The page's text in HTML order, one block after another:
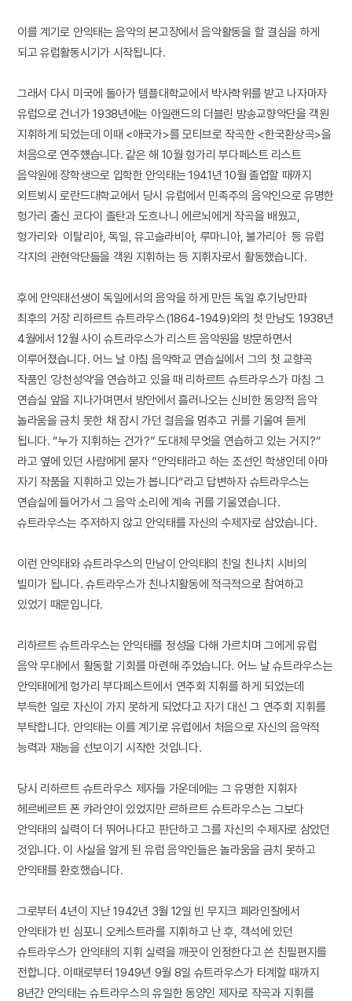
이를 계기로 안익태는 음악의 본고장에서 음악활동을 할 결심을 하게
되고 유럽활동시기가 시작됩니다.
그래서 다시 미국에 돌아가 템플대학교에서 박사학위를 받고 나자마자
유럽으로 건너가 1938년에는 아일랜드의 더블린 방송교향악단을 객원
지휘하게 되었는데 이때 <애국가>를 모티브로 작곡한 <한국환상곡>을
처음으로 연주헀습니다. 같은 해 10월 헝가리 부다페스트 리스트
음악원에 장학생으로 입학한 안익태는 1941년 10월 졸업할 때까지
외트뵈시 로란드대학교에서 당시 유럽에서 민족주의 음악인으로 유명한
헝가리 출신 코다이 졸탄과 도흐나니 에르뇌에게 작곡을 배웠고,
헝가리와 이탈리아, 독일, 유고슬라비아, 루마니아, 불가리아 등 유럽
각지의 관현악단들을 객원 지휘하는 등 지휘자로서 활동했습니다.
후에 안익태선생이 독일에서의 음악을 하게 만든 독일 후기낭만파
최후의 거장 리하르트 슈트라우스(1864-1949)와의 첫 만남도 1938년
4월에서 12월 사이 슈트라우스가 리스트 음악원을 방문하면서
이루어졌습니다. 어느 날 아침 음악학교 연습실에서 그의 첫 교향곡
작품인 ‘강천성악’을 연습하고 있을 때 리하르트 슈트라우스가 마침 그
연습실 앞을 지나가며면서 방안에서 흘러나오는 신비한 동양적 음악
놀라움을 금치 못한 채 잠시 가던 걸음을 멈추고 귀를 기울여 듣게
됩니다. “누가 지휘하는 건가?” 도대체 무엇을 연습하고 있는 거지?“
라고 옆에 있던 사람에게 묻자 ”안익태라고 하는 조선인 학생인데 아마
자기 작품을 지휘하고 있는가 봅니다“라고 답변하자 슈트라우스는
연습실에 들어가서 그 음악 소리에 계속 귀를 기울였습니다.
슈트라우스는 주저하지 않고 안익태를 자신의 수제자로 삼았습니다.
이런 안익태와 슈트라우스의 만남이 안익태의 친일 친나치 시비의
빌미가 됩니다. 슈트라우스가 친나치활동에 적극적으로 참여하고
있었기 때문입니다.
리하르트 슈트라우스는 안익태를 정성을 다해 가르치며 그에게 유럽
음악 무대에서 활동할 기회를 마련해 주었습니다. 어느 날 슈트라우스는
안익태에게 헝가리 부다페스트에서 연주회 지휘를 하게 되었는데
부득한 일로 자신이 가지 못하게 되었다고 자기 대신 그 연주회 지휘를
부탁합니다. 안익태는 이를 계기로 유럽에서 처음으로 자신의 음악적
능력과 재능을 선보이기 시작한 것입니다.
당시 리하르트 슈트라우스 제자들 가운데에는 그 유명한 지휘자
헤르베르트 폰 캬라얀이 있었지만 르하르트 슈트라우스는 그보다
안익태의 실력이 더 뛰어나다고 판단하고 그를 자신의 수제자로 삼았던
것입니다. 이 사실을 알게 된 유럽 음악인들은 놀라움을 금치 못하고
안익태를 환호했습니다.
그로부터 4년이 지난 1942년 3월 12일 빈 무지크 페라인잘에서
안익태가 빈 심포니 오케스트라를 지휘하고 난 후, 객석에 있던
슈트라우스가 안익태의 지휘 실력을 깨끗이 인정한다고 쓴 친필편지를
전합니다. 이때로부터 1949년 9월 8일 슈트라우스가 타계할 때까지
8년간 안익태는 슈트라우스의 유일한 동양인 제자로 작곡과 지휘를